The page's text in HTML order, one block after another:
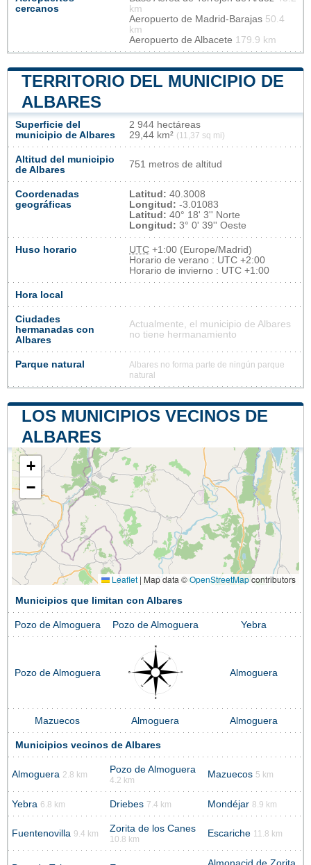
cercanos
km
Aeropuerto de Madrid-Barajas 50.4
km
Aeropuerto de Albacete 179.9 km
TERRITORIO DEL MUNICIPIO DE
ALBARES
Superficie del
municipio de Albares
2 944 hectáreas
29,44 km² (11,37 sq mi)
Altitud del municipio
de Albares
751 metros de altitud
Coordenadas
geográficas
Latitud: 40.3008
Longitud: -3.01083
Latitud: 40° 18' 3'' Norte
Longitud: 3° 0' 39'' Oeste
Huso horario UTC +1:00 (Europe/Madrid)
Horario de verano : UTC +2:00
Horario de invierno : UTC +1:00
Hora local
Ciudades
hermanadas con
Albares
Actualmente, el municipio de Albares
no tiene hermanamiento
Parque natural
Albares no forma parte de ningún parque
natural
LOS MUNICIPIOS VECINOS DE
ALBARES
+
−
Leaflet | Map data ©OpenStreetMapcontributors
Municipios que limitan con Albares
Pozo de Almoguera Pozo de Almoguera Yebra
Pozo de Almoguera Almoguera
Mazuecos Almoguera Almoguera
Municipios vecinos de Albares
Almoguera 2.8 km Pozo de Almoguera
4.2 km
Mazuecos 5 km
Yebra 6.8 km Driebes 7.4 km Mondéjar 8.9 km
Fuentenovilla 9.4 km Zorita de los Canes
10.8 km
Escariche 11.8 km